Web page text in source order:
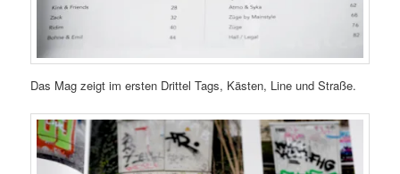
Das Mag zeigt im ersten Drittel Tags, Kästen, Line und Straße.